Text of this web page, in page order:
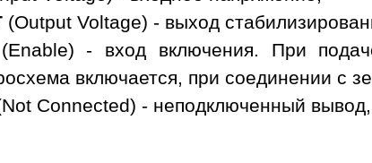
(Output Voltage) - выход
(Enable) - вход включения. При
включается, при соединении с
Connected) - неподключенный вывод,